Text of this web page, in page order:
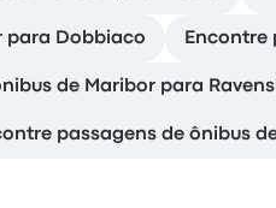
para Dobbiaco Encontre
de Maribor para
passagens de ônibus